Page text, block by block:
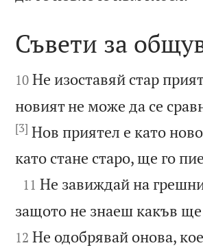

Съвети за

10 Не изоставяй стар
новият не може да се
[3] Нов приятел е като
като стане старо, ще го

11 Не завиждай на
защото не знаеш какъв ще
12 Не одобрявай онова,